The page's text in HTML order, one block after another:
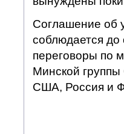
Соглашение об
соблюдается до
переговоры по
Минской
США, Россия и